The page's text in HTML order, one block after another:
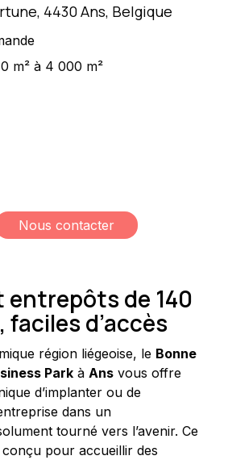
4430 Ans, Belgique
m² à 4 000 m²
Nous contacter
entrepôts de 140
faciles d’accès
région liégeoise, le Bonne
Park à Ans vous offre
d’implanter ou de
dans un
tourné vers l’avenir. Ce
conçu pour accueillir des